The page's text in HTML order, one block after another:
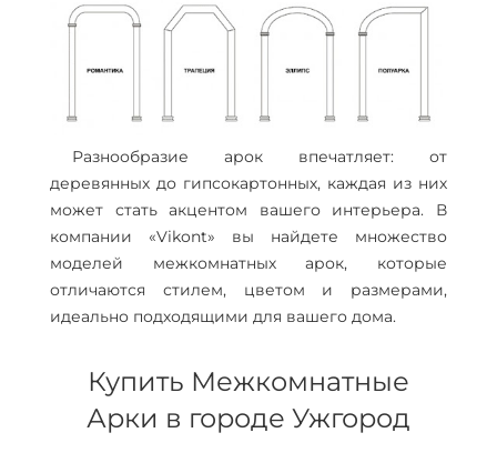
Разнообразие арок впечатляет: от
деревянных до гипсокартонных, каждая из них
может стать акцентом вашего интерьера. В
компании «Vikont» вы найдете множество
моделей межкомнатных арок, которые
отличаются стилем, цветом и размерами,
идеально подходящими для вашего дома.
Купить Межкомнатные
Арки в городе Ужгород